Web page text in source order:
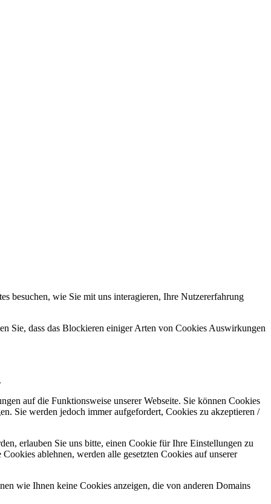
besuchen, wie Sie mit uns interagieren, Ihre Nutzererfahrung
Sie, dass das Blockieren einiger Arten von Cookies Auswirkungen
auf die Funktionsweise unserer Webseite. Sie können Cookies
Sie werden jedoch immer aufgefordert, Cookies zu akzeptieren /
erlauben Sie uns bitte, einen Cookie für Ihre Einstellungen zu
ablehnen, werden alle gesetzten Cookies auf unserer
wie Ihnen keine Cookies anzeigen, die von anderen Domains